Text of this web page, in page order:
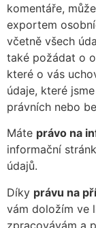
komentáře,
exportem
včetně všech
také požádat o
které o vás
údaje, které
právních nebo
Máte právo na
informační
údajů.
Díky právu na
vám doložím ve
zpracovávám a